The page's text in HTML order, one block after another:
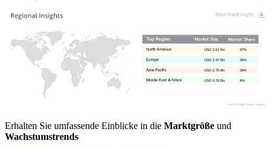
8%
USD 0.76 Bn
29%
USD 2.75 Bn
26%
USD 2.47 Bn
37%
USD 3.51 Bn
Erhalten Sie umfassende Einblicke in die Marktgröße und
Wachstumstrends